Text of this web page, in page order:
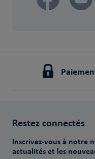
Restez connectés
Inscrivez-vous à notre
actualités et les